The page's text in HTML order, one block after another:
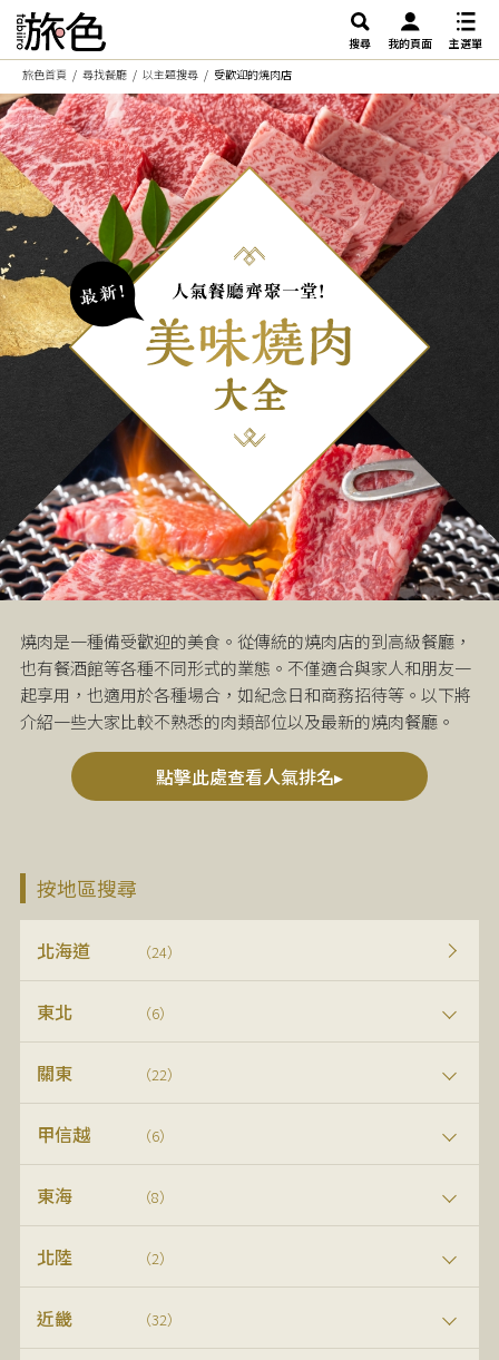
搜尋 我的頁面
主選單
旅色首頁
尋找餐廳 以主題搜尋 受歡迎的燒肉店
燒肉是一種備受歡迎的美食。從傳統的燒肉店的到高級餐廳，
也有餐酒館等各種不同形式的業態。不僅適合與家人和朋友一
起享用，也適用於各種場合，如紀念日和商務招待等。以下將
介紹一些大家比較不熟悉的肉類部位以及最新的燒肉餐廳。
點擊此處查看人氣排名▸
按地區搜尋
北海道 （24）
東北 （6）
關東 （22）
甲信越 （6）
東海 （8）
北陸 （2）
近畿 （32）